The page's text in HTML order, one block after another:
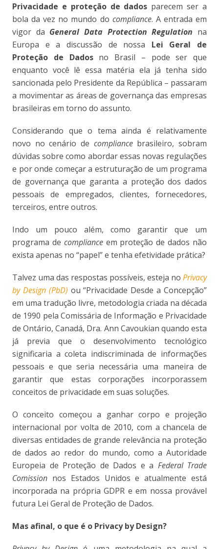
Privacidade e proteção de dados parecem ser a
bola da vez no mundo do compliance. A entrada em
vigor da General Data Protection Regulation na
Europa e a discussão de nossa Lei Geral de
Proteção de Dadosno Brasil – pode ser que
enquanto você lê essa matéria ela já tenha sido
sancionada pelo Presidente da República – passaram
a movimentar as áreas de governança das empresas
brasileiras em torno do assunto.
Considerando que o tema ainda é relativamente
novo no cenário de compliancebrasileiro, sobram
dúvidas sobre como abordar essas novas regulações
e por onde começar a estruturação de um programa
de governança que garanta a proteção dos dados
pessoais de empregados, clientes, fornecedores,
terceiros, entre outros.
Indo um pouco além, como garantir que um
programa de complianceem proteção de dados não
exista apenas no “papel” e tenha efetividade prática?
Talvez uma das respostas possíveis, esteja no Privacy
by Design (PbD) ou “Privacidade Desde a Concepção”
em uma tradução livre, metodologia criada na década
de 1990 pela Comissária de Informação e Privacidade
de Ontário, Canadá, Dra. Ann Cavoukian quando esta
já previa que o desenvolvimento tecnológico
significaria a coleta indiscriminada de informações
pessoais e que seria necessária uma maneira de
garantir que estas corporações incorporassem
conceitos de privacidade em suas soluções.
O conceito começou a ganhar corpo e projeção
internacional por volta de 2010, com a chancela de
diversas entidades de grande relevância na proteção
de dados ao redor do mundo, como a Autoridade
Europeia de Proteção de Dados e a Federal Trade
Comission nos Estados Unidos e atualmente está
incorporada na própria GDPR e em nossa provável
futura Lei Geral de Proteção de Dados.
Mas afinal, o que é o Privacy by Design?